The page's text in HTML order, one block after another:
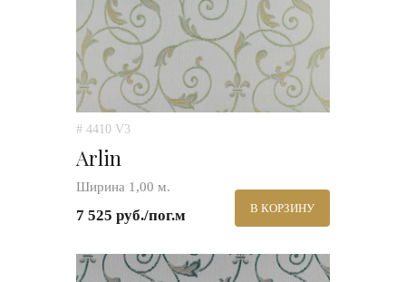
# 4410 V3
Arlin
Ширина 1,00 м.
7 525 руб./пог.м В КОРЗИНУ